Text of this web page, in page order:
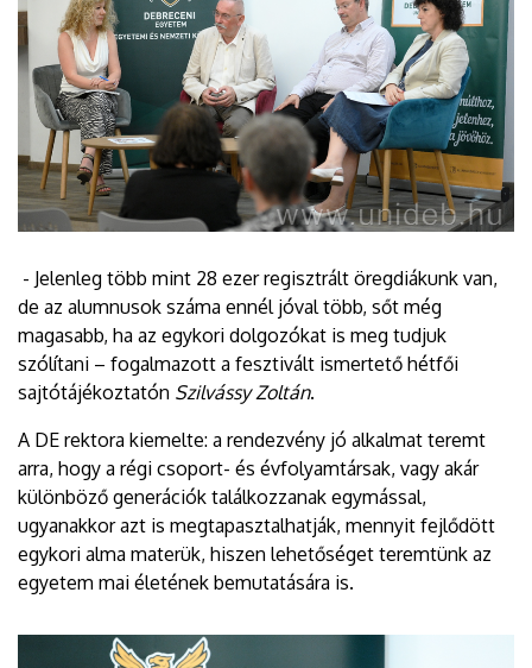
- Jelenleg több mint 28 ezer regisztrált öregdiákunk van,
de az alumnusok száma ennél jóval több, sőt még
magasabb, ha az egykori dolgozókat is meg tudjuk
szólítani – fogalmazott a fesztivált ismertető hétfői
sajtótájékoztatón Szilvássy Zoltán.
A DE rektora kiemelte: a rendezvény jó alkalmat teremt
arra, hogy a régi csoport- és évfolyamtársak, vagy akár
különböző generációk találkozzanak egymással,
ugyanakkor azt is megtapasztalhatják, mennyit fejlődött
egykori alma materük, hiszen lehetőséget teremtünk az
egyetem mai életének bemutatására is.